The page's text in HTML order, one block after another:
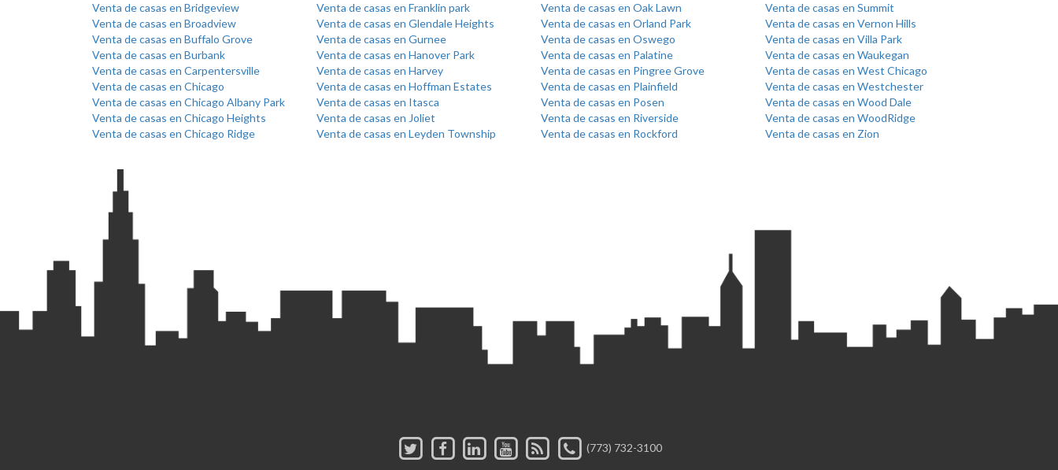
Venta de casas en Bridgeview
Venta de casas en Broadview
Venta de casas en Buffalo Grove
Venta de casas en Burbank
Venta de casas en Carpentersville
Venta de casas en Chicago
Venta de casas en Chicago Albany Park
Venta de casas en Chicago Heights
Venta de casas en Chicago Ridge
Venta de casas en Franklin park
Venta de casas en Glendale Heights
Venta de casas en Gurnee
Venta de casas en Hanover Park
Venta de casas en Harvey
Venta de casas en Hoffman Estates
Venta de casas en Itasca
Venta de casas en Joliet
Venta de casas en Leyden Township
Venta de casas en Oak Lawn
Venta de casas en Orland Park
Venta de casas en Oswego
Venta de casas en Palatine
Venta de casas en Pingree Grove
Venta de casas en Plainfield
Venta de casas en Posen
Venta de casas en Riverside
Venta de casas en Rockford
Venta de casas en Summit
Venta de casas en Vernon Hills
Venta de casas en Villa Park
Venta de casas en Waukegan
Venta de casas en West Chicago
Venta de casas en Westchester
Venta de casas en Wood Dale
Venta de casas en WoodRidge
Venta de casas en Zion
(773) 732-3100